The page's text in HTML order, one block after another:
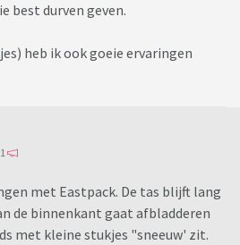
best durven geven.
heb ik ook goeie ervaringen
met Eastpack. De tas blijft lang
de binnenkant gaat afbladderen
met kleine stukjes "sneeuw' zit.